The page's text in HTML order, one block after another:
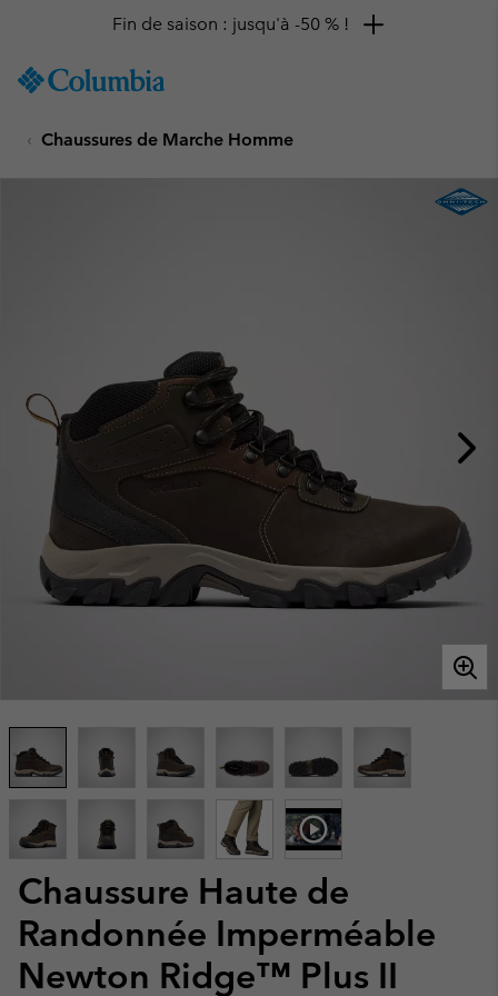
TO
SKIP
MAIN
Fin de saison : jusqu'à -50 % !
Chaussures de Marche Homme
Chaussure Haute de
Randonnée Imperméable
Newton Ridge™ Plus II